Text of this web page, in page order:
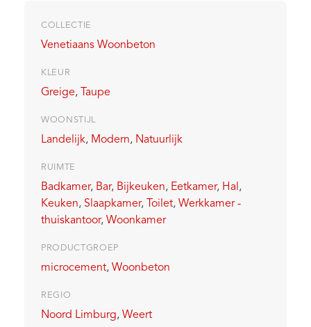
COLLECTIE
Venetiaans Woonbeton
KLEUR
Greige, Taupe
WOONSTIJL
Landelijk, Modern, Natuurlijk
RUIMTE
Badkamer, Bar, Bijkeuken, Eetkamer, Hal ,
Keuken, Slaapkamer, Toilet,Werkkamer -
thuiskantoor,Woonkamer
PRODUCTGROEP
microcement,Woonbeton
REGIO
Noord Limburg,Weert